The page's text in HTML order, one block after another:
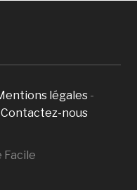
légales -
Contactez-nous
Facile